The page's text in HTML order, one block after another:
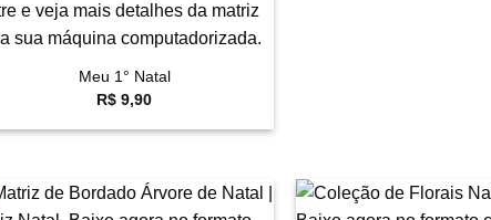
Meu 1° Natal
R$ 9,90